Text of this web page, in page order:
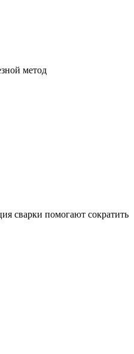
метод
сварки помогают сократить